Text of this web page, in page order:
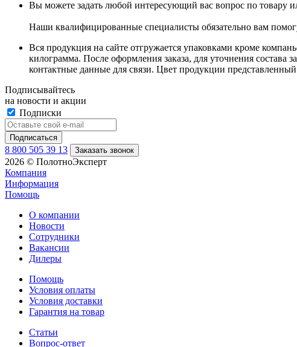
Вы можете задать любой интересующий вас вопрос по товару
Наши квалифицированные специалисты обязательно вам
Вся продукция на сайте отгружается упаковками кроме
килограмма. После оформления заказа, для уточнения состава
контактные данные для связи. Цвет продукции
Подписывайтесь
на новости и акции
Подписки
8 800 505 39 13 Заказать звонок
2026 © ПолотноЭксперт
Компания
Информация
Помощь
О компании
Новости
Сотрудники
Вакансии
Дилеры
Помощь
Условия оплаты
Условия доставки
Гарантия на товар
Статьи
Вопрос-ответ